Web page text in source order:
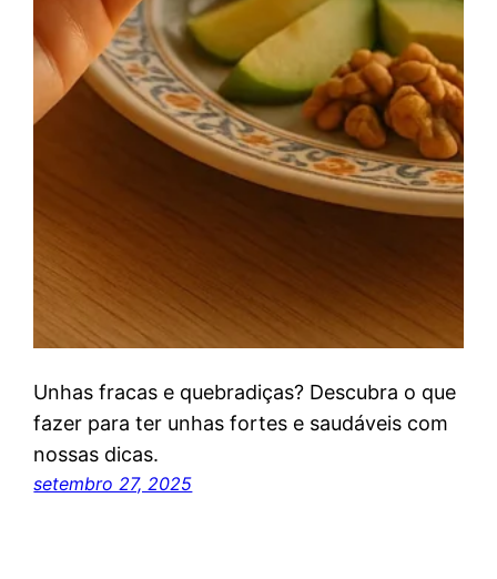
Unhas fracas e quebradiças? Descubra o que
fazer para ter unhas fortes e saudáveis com
nossas dicas.
setembro 27, 2025